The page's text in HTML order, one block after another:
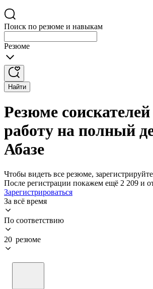
Поиск по резюме и навыкам
Резюме
Найти
Резюме
работу на полный
Абазе
Чтобы видеть все резюме,
После регистрации покажем ещё 2 209 и
Зарегистрироваться
За всё время
По соответствию
20 резюме